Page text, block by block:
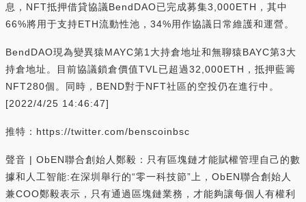
息，NFT抵押借貸協議BendDAO已完成募集3,000ETH，其中
66%將用于支持ETH流動性池，34%用作協議日常維護和運營。
BendDAO現為變異猿MAYC第1大持倉地址和無聊猿BAYC第3大
持倉地址。目前協議鎖倉價值TVL已超過32,000ETH，抵押藍籌
NFT280個。同時，BEND對于NFT社區的空投仍在進行中。
[2022/4/25 14:46:47]
推特：https://twitter.com/benscoinbsc
聲音 | ObEN聯合創始人鄭毅：只有區塊鏈才能賦權管理自己的數
據和人工智能:在深圳舉行的“零一科技節”上，ObEN聯合創始人
兼COO鄭毅表示，只有通過區塊鏈業務，才能夠讓每個人有權利